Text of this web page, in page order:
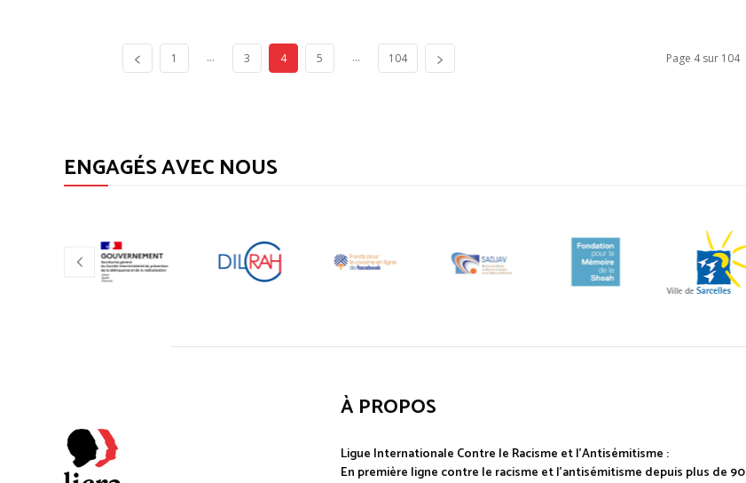
1 ... 3 4 5 ... 104 Page 4 sur 104
ENGAGÉS AVEC NOUS
À PROPOS
Ligue Internationale Contre le Racisme et l'Antisémitisme :
En première ligne contre le racisme et l'antisémitisme depuis plus de 90